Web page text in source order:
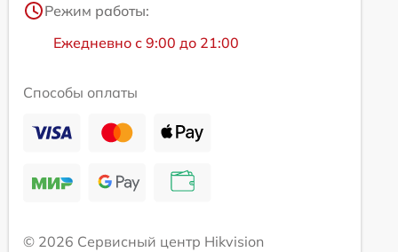
Режим работы:
Ежедневно с 9:00 до 21:00
Способы оплаты
© 2026 Сервисный центр Hikvision